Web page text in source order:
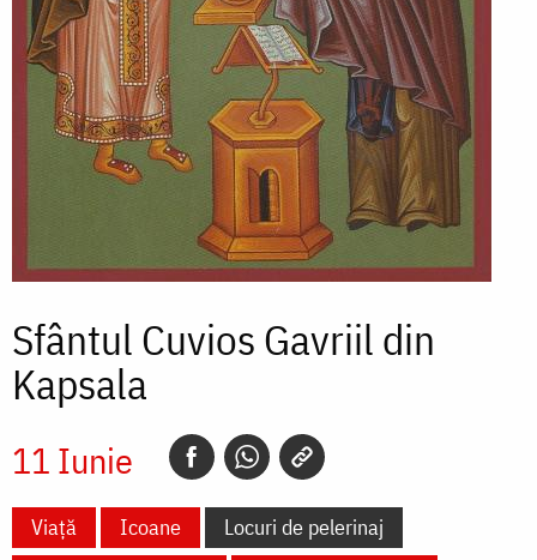
Sfântul Cuvios Gavriil din
Kapsala
11 Iunie
Viață Icoane
Locuri de pelerinaj